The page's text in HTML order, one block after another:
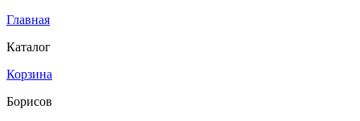
Главная
Каталог
Корзина
Борисов